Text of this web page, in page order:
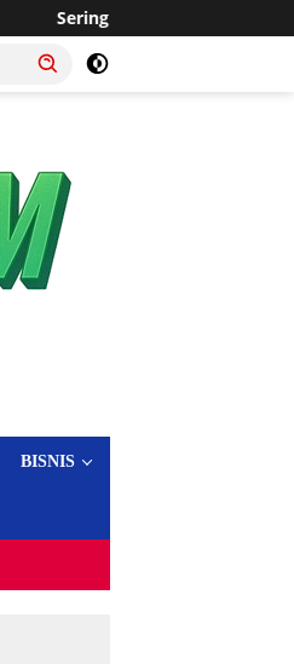
Desa Sukaraja Usulkan
BISNIS